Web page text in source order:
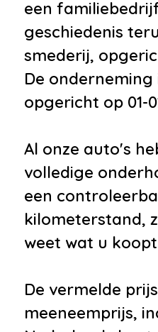
dimmend
•Bluetooth
•Connected
•Niet in gerookt
•Roetfilter
verstelbaar
•Zomerbanden
een
geschiedenis
smederij,
De onderneming
opgericht op 01-
Al onze auto's
volledige
een
kilometerstand,
weet wat u
De vermelde
meeneemprijs,